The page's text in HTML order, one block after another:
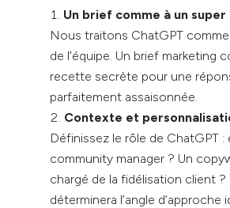
Un brief comme à un super
Nous traitons ChatGPT
de l’équipe. Un brief marketing
recette secrète pour une
parfaitement assaisonnée.
Contexte et
Définissez le rôle de ChatGPT :
community manager ? Un
chargé de la fidélisation client ?
déterminera l’angle d’approche